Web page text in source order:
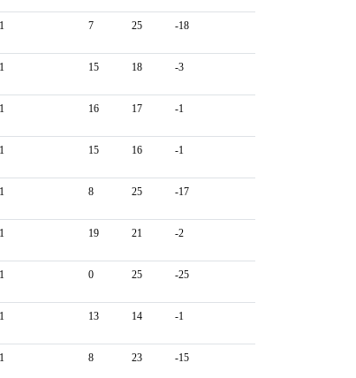
1 7 25 -18
1 15 18 -3
1 16 17 -1
1 15 16 -1
1 8 25 -17
1 19 21 -2
1 0 25 -25
1 13 14 -1
1 8 23 -15